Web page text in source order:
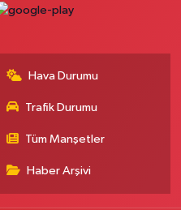
Hava Durumu
Trafik Durumu
Tüm Manşetler
Haber Arşivi